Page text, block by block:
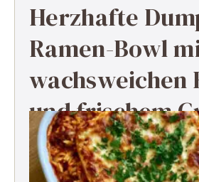
Herzhafte
Ramen-Bowl
wachsweichen
und frischem